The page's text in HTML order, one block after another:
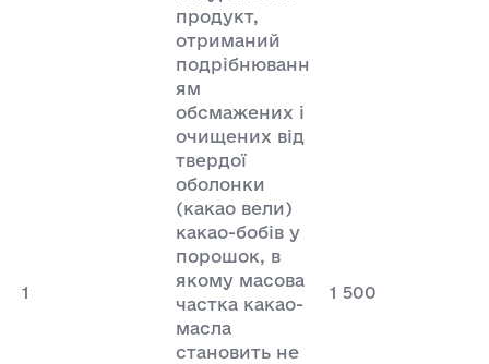
1
продукт,
отриманий
подрібнюванн
ям
обсмажених і
очищених від
твердої
оболонки
(какао вели)
какао-бобів у
порошок, в
якому масова
частка какао-
масла
становить не
1 500